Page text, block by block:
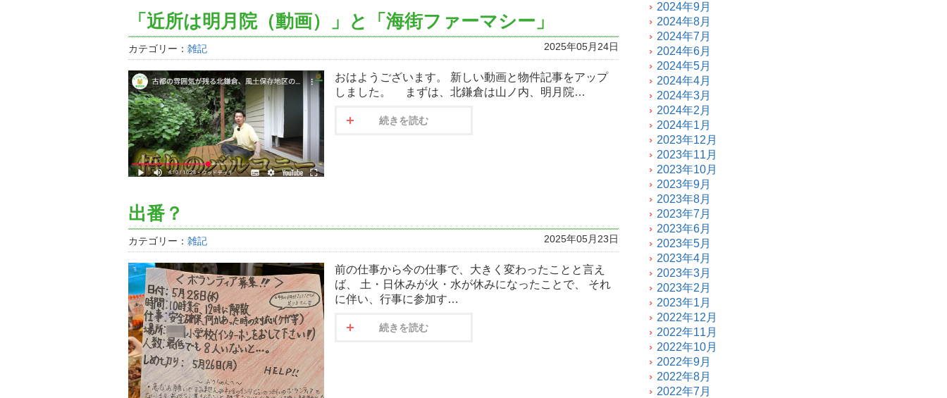
「近所は明月院（動画）」と「海街ファーマシー」
カテゴリー： 雑記 2025年05月24日
おはようございます。 新しい動画と物件記事をアップ
しました。 まずは、北鎌倉は山ノ内、明月院…
続きを読む
出番？
カテゴリー： 雑記 2025年05月23日
前の仕事から今の仕事で、大きく変わったことと言え
ば、 土・日休みが火・水が休みになったことで、 それ
に伴い、行事に参加す…
続きを読む
2024年9月
2024年8月
2024年7月
2024年6月
2024年5月
2024年4月
2024年3月
2024年2月
2024年1月
2023年12月
2023年11月
2023年10月
2023年9月
2023年8月
2023年7月
2023年6月
2023年5月
2023年4月
2023年3月
2023年2月
2023年1月
2022年12月
2022年11月
2022年10月
2022年9月
2022年8月
2022年7月